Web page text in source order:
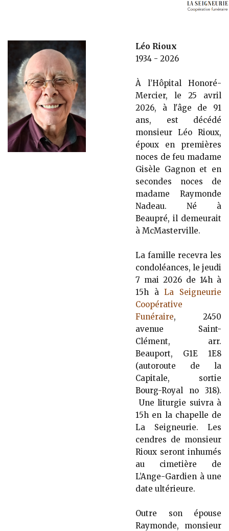
Léo Rioux
1934 - 2026
À l’Hôpital Honoré-
Mercier, le 25 avril
2026, à l'âge de 91
ans, est décédé
monsieur Léo Rioux,
époux en premières
noces de feu madame
Gisèle Gagnon et en
secondes noces de
madame Raymonde
Nadeau. Né à
Beaupré, il demeurait
à McMasterville.
La famille recevra les
condoléances, le jeudi
7 mai 2026 de 14h à
15h àLa Seigneurie
Coopérative
Funéraire, 2450
avenue Saint-
Clément, arr.
Beauport, G1E 1E8
(autoroute de la
Capitale, sortie
Bourg-Royal no 318).
Une liturgie suivra à
15h en la chapelle de
La Seigneurie. Les
cendres de monsieur
Rioux seront inhumés
au cimetière de
L’Ange-Gardien à une
date ultérieure.
Outre son épouse
Raymonde, monsieur